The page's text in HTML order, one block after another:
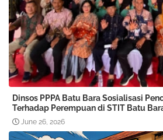
Dinsos PPPA Batu Bara Sosialisasi
Terhadap Perempuan di STIT Batu
June 26, 2026